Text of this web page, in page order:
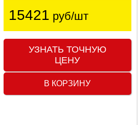
15421 руб/шт
УЗНАТЬ ТОЧНУЮ
ЦЕНУ
В КОРЗИНУ